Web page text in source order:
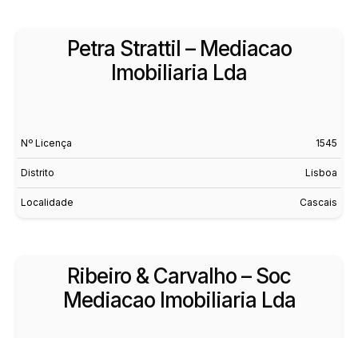
Petra Strattil – Mediacao
Imobiliaria Lda
Nº Licença 1545
Distrito Lisboa
Localidade Cascais
Ribeiro & Carvalho – Soc
Mediacao Imobiliaria Lda